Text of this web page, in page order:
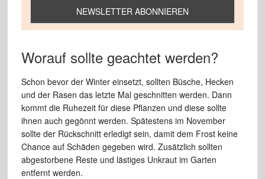
Worauf sollte geachtet werden?
Schon bevor der Winter einsetzt, sollten Büsche, Hecken
und der Rasen das letzte Mal geschnitten werden. Dann
kommt die Ruhezeit für diese Pflanzen und diese sollte
ihnen auch gegönnt werden. Spätestens im November
sollte der Rückschnitt erledigt sein, damit dem Frost keine
Chance auf Schäden gegeben wird. Zusätzlich sollten
abgestorbene Reste und lästiges Unkraut im Garten
entfernt werden.